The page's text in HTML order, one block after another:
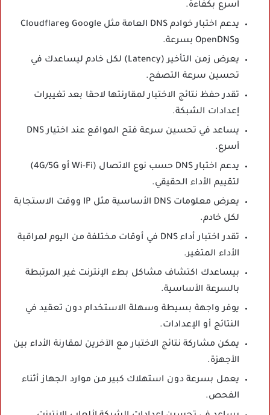
أسرع بكفاءة.
يدعم اختبار خوادم DNS العامة مثل Google وCloudflare
وOpenDNS بسرعة.
يعرض زمن التأخير (Latency) لكل خادم ليساعدك في
تحسين سرعة التصفح.
تقدر حفظ نتائج الاختبار لمقارنتها لاحقا بعد تغييرات
إعدادات الشبكة.
يساعد في تحسين سرعة فتح المواقع عند اختيار DNS
أسرع.
يدعم اختبار DNS حسب نوع الاتصال (Wi-Fi أو 4G/5G)
لتقييم الأداء الحقيقي.
يعرض معلومات DNS الأساسية مثل IP ووقت الاستجابة
لكل خادم.
تقدر اختبار أداء DNS في أوقات مختلفة من اليوم لمراقبة
الأداء المتغير.
بيساعدك اكتشاف مشاكل بطء الإنترنت غير المرتبطة
بالسرعة الأساسية.
يوفر واجهة بسيطة وسهلة الاستخدام دون تعقيد في
النتائج أو الإعدادات.
يمكن مشاركة نتائج الاختبار مع الآخرين لمقارنة الأداء بين
الأجهزة.
يعمل بسرعة دون استهلاك كبير من موارد الجهاز أثناء
الفحص.